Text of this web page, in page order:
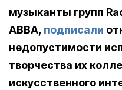
музыканты групп
ABBA, подписали
недопустимости
творчества их
искусственного